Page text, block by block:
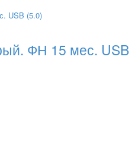
ФН 15 мес. USB